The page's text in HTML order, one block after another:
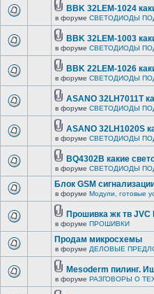
BBK 32LEM-1024
в форуме СВЕТОДИОДЫ
BBK 32LEM-1003
в форуме СВЕТОДИОДЫ
BBK 22LEM-1026
в форуме СВЕТОДИОДЫ
ASANO 32LH7011T
в форуме СВЕТОДИОДЫ
ASANO 32LH1020S
в форуме СВЕТОДИОДЫ
BQ4302B какие
в форуме СВЕТОДИОДЫ
Блок GSM
в форуме Модули, готовые
Прошивка жк тв JVC
в форуме ПРОШИВКИ
Продам микросхемы
в форуме ДЕЛОВЫЕ
Mesoderm пилинг.
в форуме РАЗГОВОРЫ О